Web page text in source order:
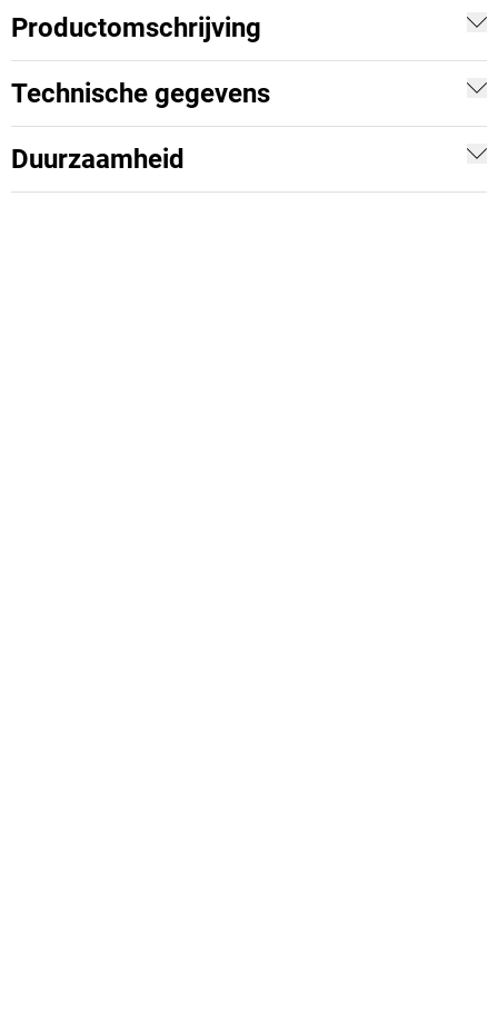
Productomschrijving
Technische gegevens
Duurzaamheid